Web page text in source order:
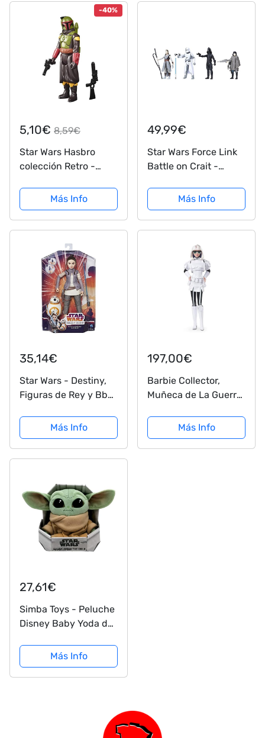
de El Mandaloriano
para niños a Partir de
-40%
5,10€ 8,59€
Star Wars Hasbro
colección Retro -
(Morak) a Escala de
9.5 cm The
Mandalorian, Figura
+ (F4461)
Más Info
49,99€
Star Wars Force Link
Battle on Crait -
Pulgadas, Paquete de
4
Más Info
35,14€
Star Wars - Destiny,
Figuras de Rey y Bb8
Más Info
197,00€
Barbie Collector,
Muñeca de La Guerra
Wars Storm Trooper
(Mattel GLY29)
Más Info
27,61€
Simba Toys - Peluche
Disney Baby Yoda de
Mandalorian de Star
Wars, Incluye Cuna,
100% Original, Apto
Más Info